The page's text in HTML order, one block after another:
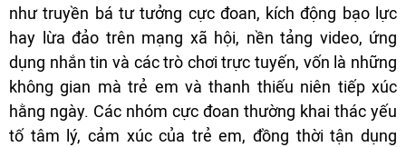
như truyền bá tư tưởng cực đoan, kích động bạo lực
hay lừa đảo trên mạng xã hội, nền tảng video, ứng
dụng nhắn tin và các trò chơi trực tuyến, vốn là những
không gian mà trẻ em và thanh thiếu niên tiếp xúc
hằng ngày. Các nhóm cực đoan thường khai thác yếu
tố tâm lý, cảm xúc của trẻ em, đồng thời tận dụng